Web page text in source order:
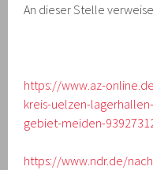
An dieser Stelle
https://www.az-
kreis-uelzen-
gebiet-meiden-
https://www.ndr.de/